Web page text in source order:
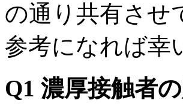
の通り共有させ
参考になれば幸
Q1 濃厚接触者